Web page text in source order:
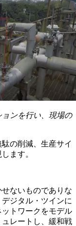
ンを行い、現場の
の削減、生産サイ
ます。
ないものでありな
ジタル・ツインに
トワークをモデル
レートし、緩和戦